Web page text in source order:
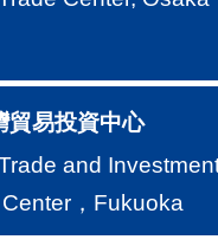
貿易投資中心
and
，Fukuoka